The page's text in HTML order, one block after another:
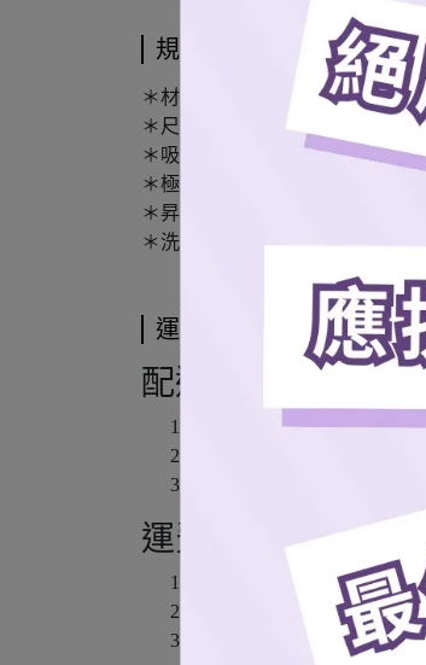
規格說明
＊材質：85％聚酯纖維、15%尼
＊尺寸：32cm x 75cm
＊吸水快乾材質
＊極致輕盈布料無負擔
＊昇華染印技術布料不縮水褪色
＊洗滌說明：40度水溫機器洗滌
運送方式
配送方式
7-11超商取貨
運費說明
本島超商取貨 $60
離島7-11取貨 $100
貨運配送 $100 (*本島配送